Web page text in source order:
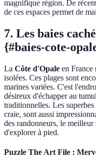
magnifique région. De
de ces espaces permet de
7. Les baies
{#baies-cote-
La Côte d'Opale en France
isolées. Ces plages sont
marines variées. C'est
désireux d'échapper au
traditionnelles. Les
craie, sont aussi
des randonneurs, le
d'explorer à pied.
Puzzle The Art File :